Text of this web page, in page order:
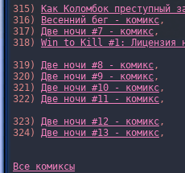
315)
Как Коломбок преступный
316)
Весенний бег - комикс,
317) Две ночи #7 - комикс,
318) Win to Kill #1: Лицензия
319) Две ночи #8 - комикс,
320) Две ночи #9 - комикс,
321) Две ночи #10 - комикс,
322) Две ночи #11 - комикс,
323) Две ночи #12 - комикс,
324) Две ночи #13 - комикс,
Все комиксы